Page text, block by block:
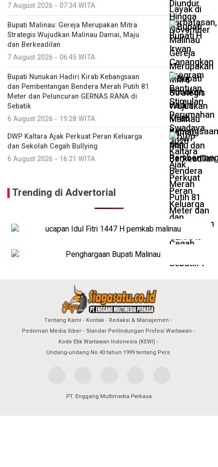
7 August 2026 - 07:34 WITA
Bupati Malinau: Gereja Merupakan Mitra
Strategis Wujudkan Malinau Damai, Maju
dan Berkeadilan
7 August 2026 - 06:45 WITA
Bupati Nunukan Hadiri Kirab Kebangsaan
dan Pembentangan Bendera Merah Putih 81
Meter dan Peluncuran GERNAS RANA di
Sebatik
6 August 2026 - 19:28 WITA
DWP Kaltara Ajak Perkuat Peran Keluarga
dan Sekolah Cegah Bullying
6 August 2026 - 16:21 WITA
Trending di Advertorial
Tentang Kami Kontak
Redaksi & Manajemen
Pedoman Media Siber
Standar Perlindungan Profesi Wartawan
Kode Etik Wartawan Indonesia (KEWI)
Undang-undang No 40 tahun 1999 tentang Pers
PT. Enggang Multimedia Perkasa